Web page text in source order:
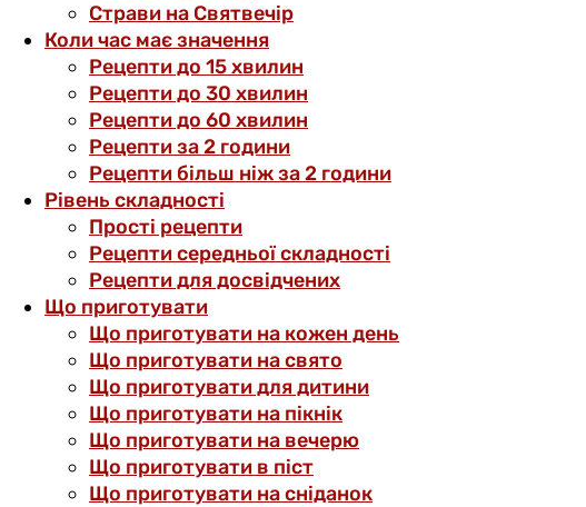
Страви на Святвечір
Коли час має значення
Рецепти до 15 хвилин
Рецепти до 30 хвилин
Рецепти до 60 хвилин
Рецепти за 2 години
Рецепти більш ніж за 2 години
Рівень складності
Прості рецепти
Рецепти середньої складності
Рецепти для досвідчених
Що приготувати
Що приготувати на кожен день
Що приготувати на свято
Що приготувати для дитини
Що приготувати на пікнік
Що приготувати на вечерю
Що приготувати в піст
Що приготувати на сніданок